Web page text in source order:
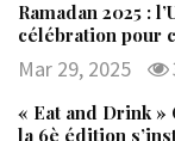
Ramadan 2025 :
célébration pour
Mar 29, 2025
« Eat and Drink »
la 6è édition